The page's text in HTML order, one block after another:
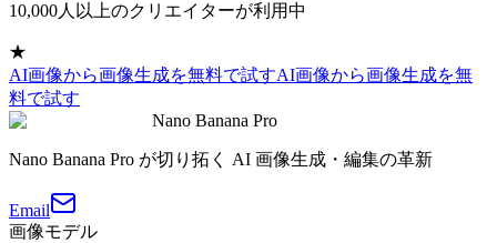
10,000人以上のクリエイターが利用中
★
AI画像から画像生成を無料で試すAI画像から画像生成を無
料で試す
Nano Banana Pro
Nano Banana Pro が切り拓く AI 画像生成・編集の革新
Email
画像モデル